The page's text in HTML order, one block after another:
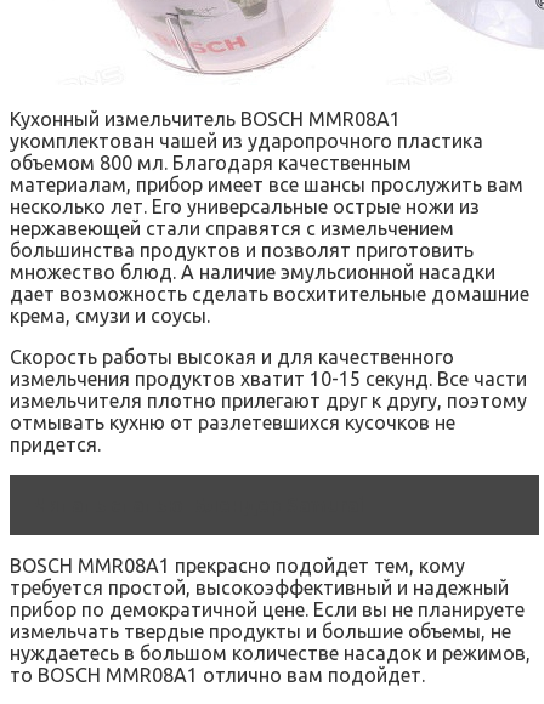
Кухонный измельчитель BOSCH MMR08A1
укомплектован чашей из ударопрочного пластика
объемом 800 мл. Благодаря качественным
материалам, прибор имеет все шансы прослужить вам
несколько лет. Его универсальные острые ножи из
нержавеющей стали справятся с измельчением
большинства продуктов и позволят приготовить
множество блюд. А наличие эмульсионной насадки
дает возможность сделать восхитительные домашние
крема, смузи и соусы.
Скорость работы высокая и для качественного
измельчения продуктов хватит 10-15 секунд. Все части
измельчителя плотно прилегают друг к другу, поэтому
отмывать кухню от разлетевшихся кусочков не
придется.
BOSCH MMR08A1 прекрасно подойдет тем, кому
требуется простой, высокоэффективный и надежный
прибор по демократичной цене. Если вы не планируете
измельчать твердые продукты и большие объемы, не
нуждаетесь в большом количестве насадок и режимов,
то BOSCH MMR08A1 отлично вам подойдет.